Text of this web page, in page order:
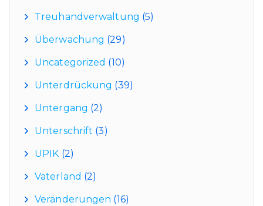
Treuhandverwaltung (5)
Überwachung (29)
Uncategorized (10)
Unterdrückung (39)
Untergang (2)
Unterschrift (3)
UPIK (2)
Vaterland (2)
Veränderungen (16)